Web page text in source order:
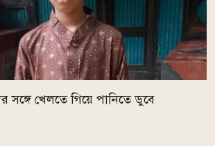
সঙ্গে খেলতে গিয়ে পানিতে ডুবে